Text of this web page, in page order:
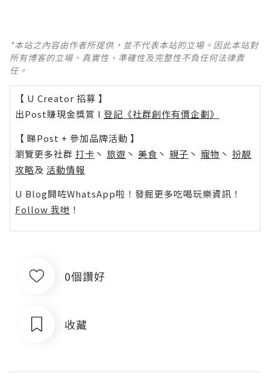
*本站之內容由作者所提供，並不代表本站的立場。因此本站對
所有博客的立場、真實性、準確性及完整性不負任何法律責
任。
【 U Creator 招募 】
出Post賺現金獎賞 l 登記《社群創作有價企劃》
【 睇Post + 參加品牌活動 】
瀏覽更多社群 打卡 丶 旅遊 丶 美食 丶 親子 丶 寵物 丶 扮靚
攻略及 活動情報
U Blog開咗WhatsApp啦！發掘更多吃喝玩樂資訊！
Follow 我哋 ！
0個讚好
收藏